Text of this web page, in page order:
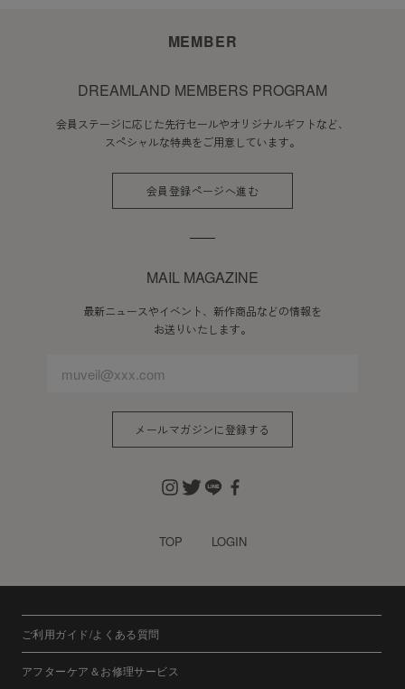
MEMBER
DREAMLAND MEMBERS PROGRAM
会員ステージに応じた先行セールやオリジナルギフトなど、
スペシャルな特典をご用意しています。
会員登録ページへ進む
MAIL MAGAZINE
最新ニュースやイベント、新作商品などの情報を
お送りいたします。
メールマガジンに登録する
TOP LOGIN
ご利用ガイド/よくある質問
アフターケア＆お修理サービス